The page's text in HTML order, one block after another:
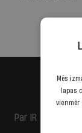
Par IR
Mēs
lapas